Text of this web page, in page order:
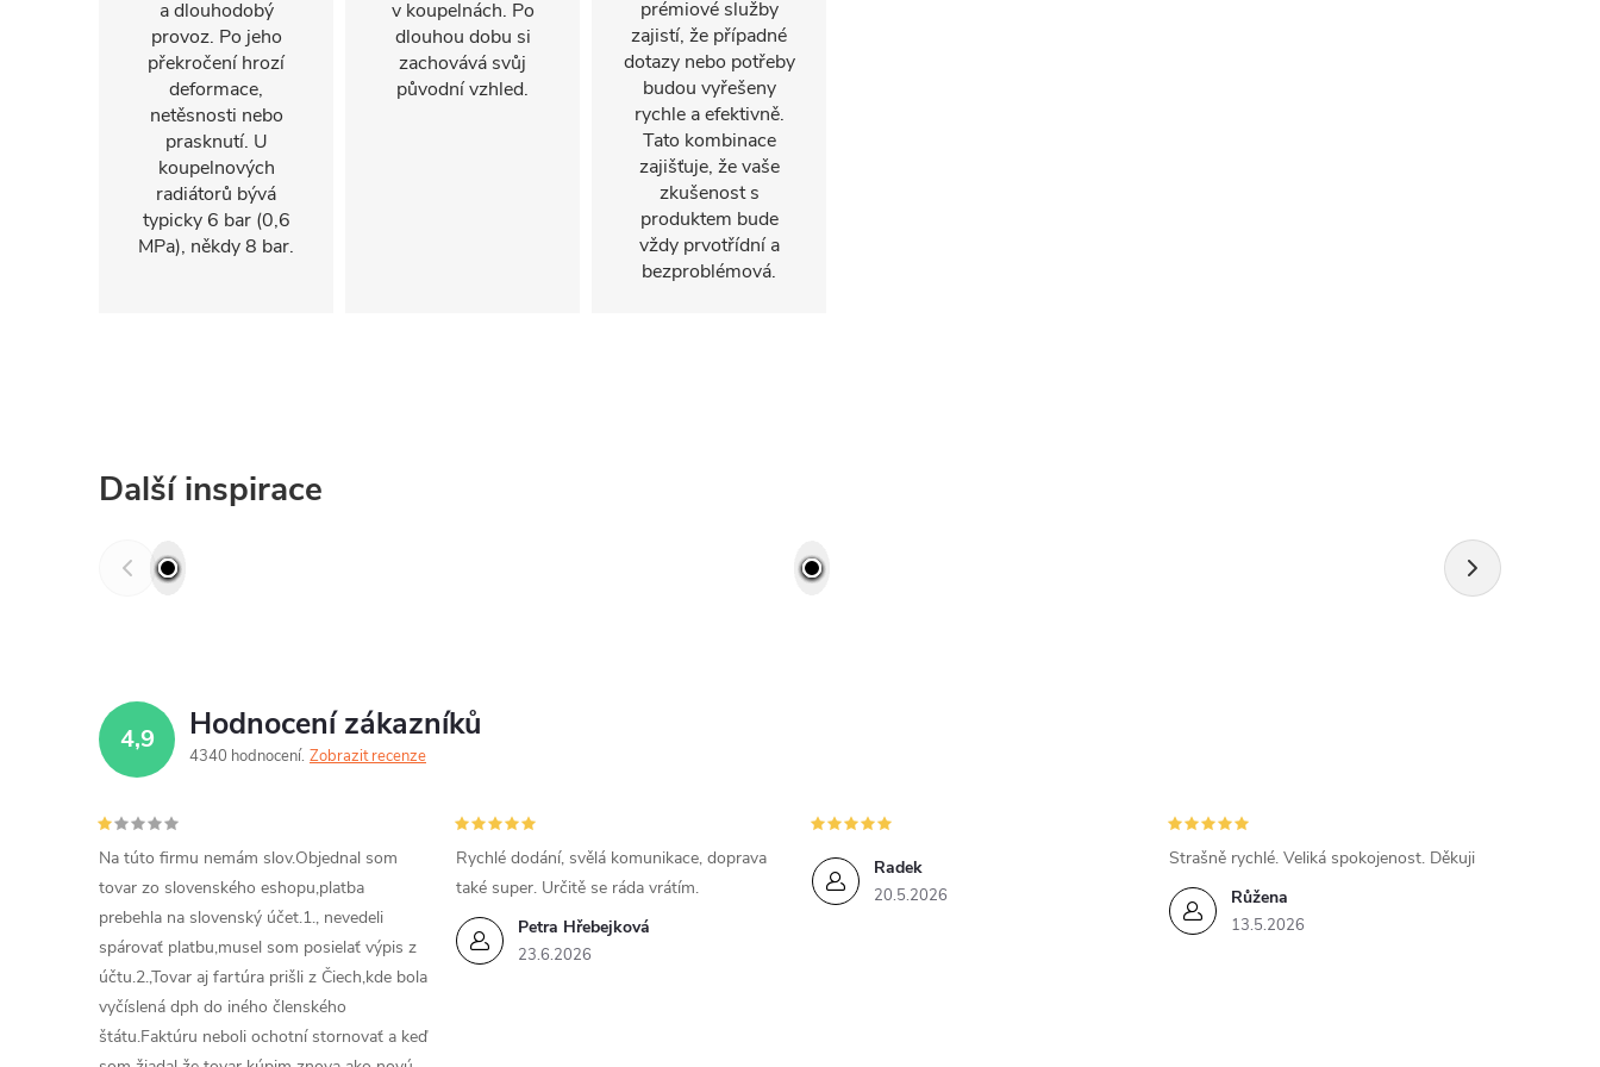
a dlouhodobý
provoz. Po jeho
překročení hrozí
deformace,
netěsnosti nebo
prasknutí. U
koupelnových
radiátorů bývá
typicky 6 bar (0,6
MPa), někdy 8 bar.
v koupelnách. Po
dlouhou dobu si
zachovává svůj
původní vzhled.
prémiové služby
zajistí, že případné
dotazy nebo potřeby
budou vyřešeny
rychle a efektivně.
Tato kombinace
zajišťuje, že vaše
zkušenost s
produktem bude
vždy prvotřídní a
bezproblémová.
Další inspirace
4,9 Hodnocení zákazníků
4340 hodnocení Zobrazit recenze
Na túto firmu nemám slov.Objednal som
tovar zo slovenského eshopu,platba
prebehla na slovenský účet.1., nevedeli
spárovať platbu,musel som posielať výpis z
účtu.2.,Tovar aj fartúra prišli z Čiech,kde bola
vyčíslená dph do iného členského
štátu.Faktúru neboli ochotní stornovať a keď
Petra Hřebejková
23.6.2026
Rychlé dodání, svělá komunikace, doprava
také super. Určitě se ráda vrátím.
Radek
20.5.2026 Růžena
13.5.2026
Strašně rychlé. Veliká spokojenost. Děkuji